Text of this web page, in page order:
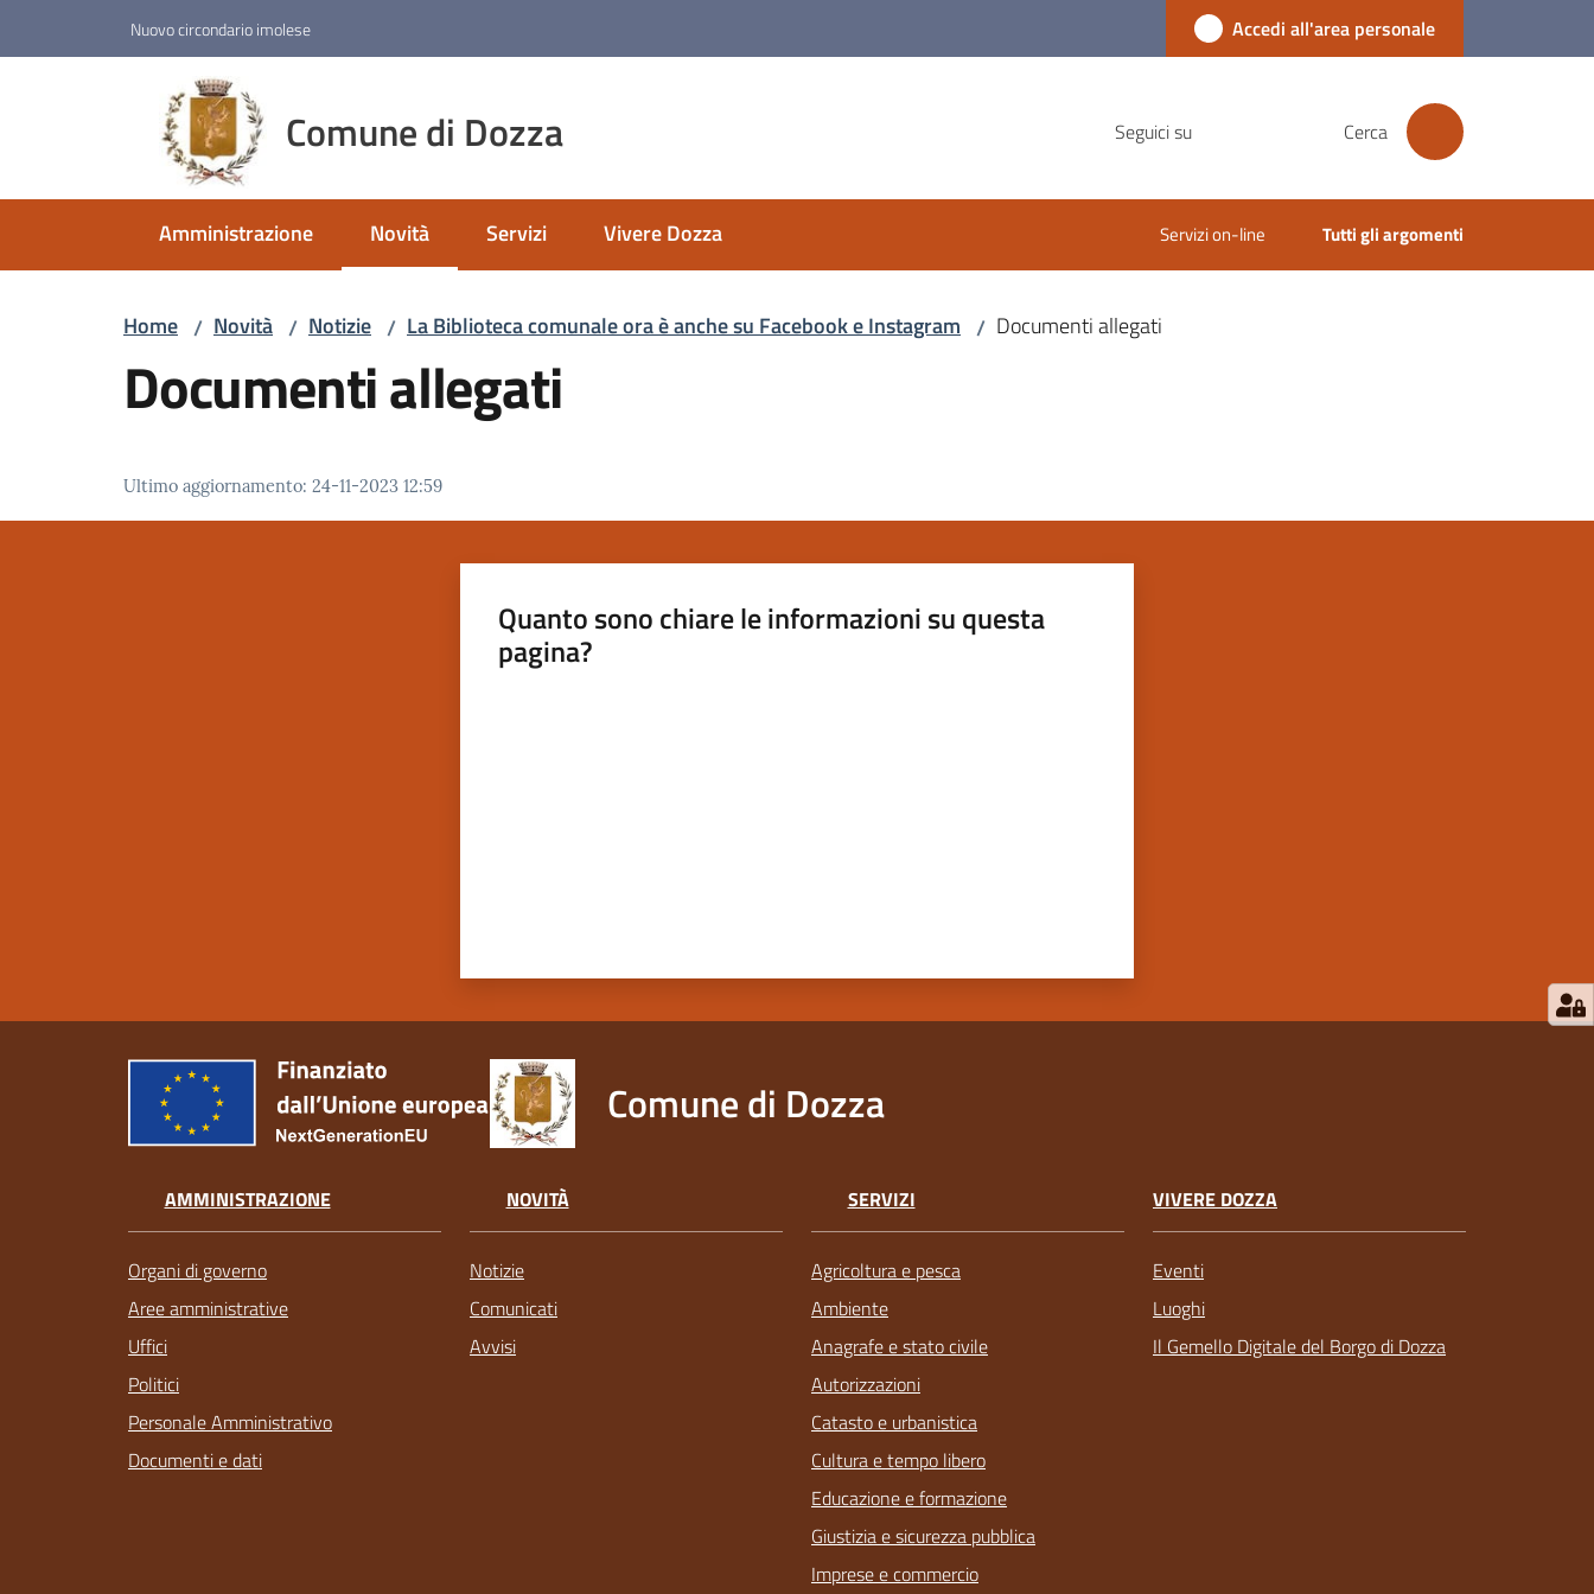
Nuovo circondario imolese Accedi all'area personale
Comune di Dozza Seguici su Cerca
Amministrazione Novità
Menu selezionato
Servizi Vivere Dozza Servizi on-line Tutti gli argomenti
Home / Novità / Notizie / La Biblioteca comunale ora è anche su Facebook e Instagram / Documenti allegati
Documenti allegati
Ultimo aggiornamento: 24-11-2023 12:59
Quanto sono chiare le informazioni su questa
pagina?
Comune di Dozza
AMMINISTRAZIONE
Organi di governo
Aree amministrative
Uffici
Politici
Personale Amministrativo
Documenti e dati
NOVITÀ
Notizie
Comunicati
Avvisi
SERVIZI
Agricoltura e pesca
Ambiente
Anagrafe e stato civile
Autorizzazioni
Catasto e urbanistica
Cultura e tempo libero
Educazione e formazione
Giustizia e sicurezza pubblica
Imprese e commercio
VIVERE DOZZA
Eventi
Luoghi
Il Gemello Digitale del Borgo di Dozza